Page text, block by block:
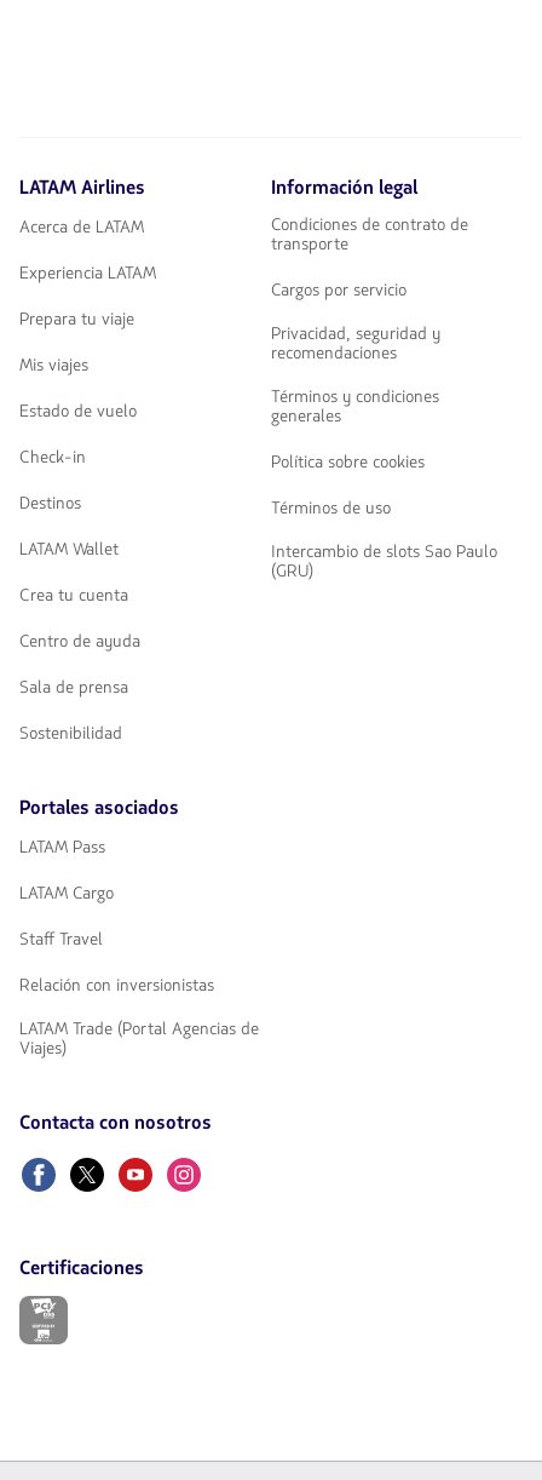
LATAM Airlines
Acerca de LATAM
Experiencia LATAM
Prepara tu viaje
Mis viajes
Estado de vuelo
Check-in
Destinos
LATAM Wallet
Crea tu cuenta
Centro de ayuda
Sala de prensa
Sostenibilidad
Información legal
Condiciones de contrato de
transporte
Cargos por servicio
Privacidad, seguridad y
recomendaciones
Términos y condiciones
generales
Política sobre cookies
Términos de uso
Intercambio de slots Sao Paulo
(GRU)
Portales asociados
LATAM Pass
LATAM Cargo
Staff Travel
Relación con inversionistas
LATAM Trade (Portal Agencias de
Viajes)
Contacta con nosotros
FacebookTwitterYoutubeInstagram
Certificaciones
El